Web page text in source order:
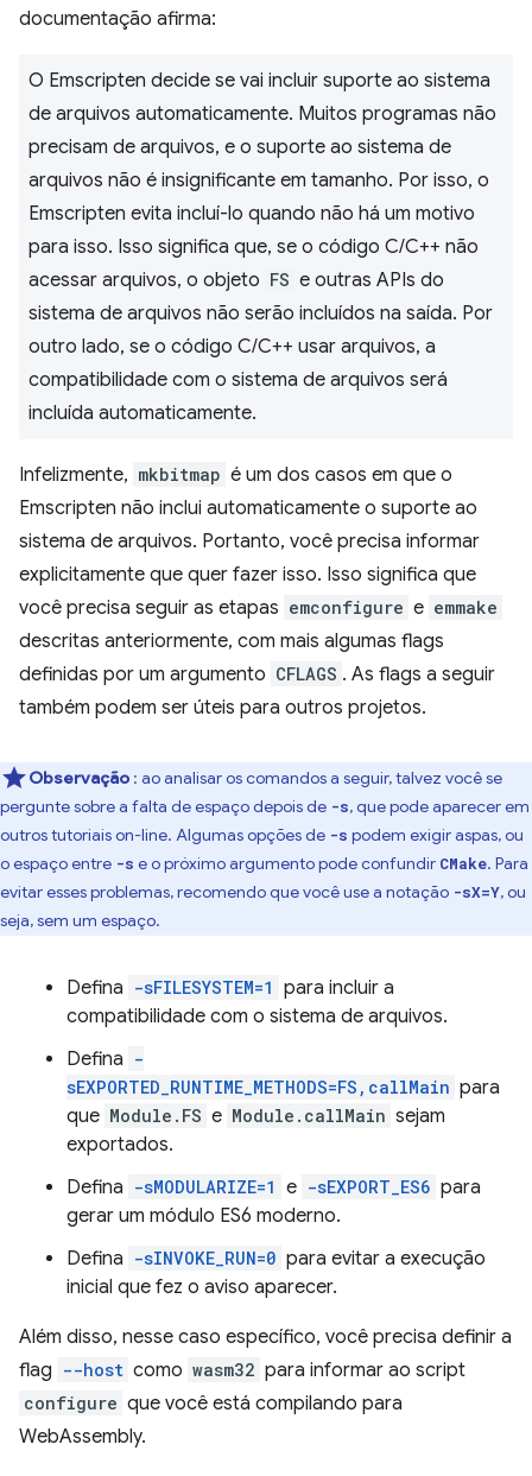
documentação afirma:
O Emscripten decide se vai incluir suporte ao sistema
de arquivos automaticamente. Muitos programas não
precisam de arquivos, e o suporte ao sistema de
arquivos não é insignificante em tamanho. Por isso, o
Emscripten evita incluí-lo quando não há um motivo
para isso. Isso significa que, se o código C/C++ não
acessar arquivos, o objeto FS e outras APIs do
sistema de arquivos não serão incluídos na saída. Por
outro lado, se o código C/C++ usar arquivos, a
compatibilidade com o sistema de arquivos será
incluída automaticamente.
Infelizmente, mkbitmap é um dos casos em que o
Emscripten não inclui automaticamente o suporte ao
sistema de arquivos. Portanto, você precisa informar
explicitamente que quer fazer isso. Isso significa que
você precisa seguir as etapas emconfigure e emmake
descritas anteriormente, com mais algumas flags
definidas por um argumento CFLAGS . As flags a seguir
também podem ser úteis para outros projetos.
Observação : ao analisar os comandos a seguir, talvez você se
pergunte sobre a falta de espaço depois de -s, que pode aparecer em
outros tutoriais on-line. Algumas opções de -s podem exigir aspas, ou
o espaço entre -s e o próximo argumento pode confundir CMake. Para
evitar esses problemas, recomendo que você use a notação -sX=Y, ou
seja, sem um espaço.
Defina -sFILESYSTEM=1 para incluir a
compatibilidade com o sistema de arquivos.
Defina -
sEXPORTED_RUNTIME_METHODS=FS,callMain para
que Module.FS e Module.callMain sejam
exportados.
Defina -sMODULARIZE=1 e -sEXPORT_ES6 para
gerar um módulo ES6 moderno.
Defina -sINVOKE_RUN=0 para evitar a execução
inicial que fez o aviso aparecer.
Além disso, nesse caso específico, você precisa definir a
flag --host como wasm32 para informar ao script
configure que você está compilando para
WebAssembly.